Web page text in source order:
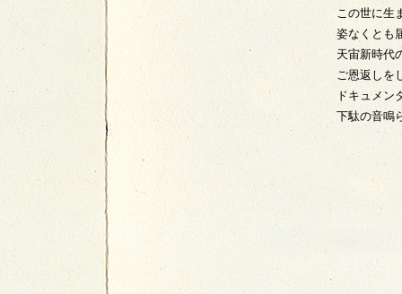
この世に生
姿なくとも
天宙新時代
ご恩返しを
ドキュメン
下駄の音鳴